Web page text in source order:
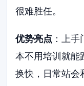
很难胜任。
优势亮点 ：上
本不用培训就能
换快，日常站会